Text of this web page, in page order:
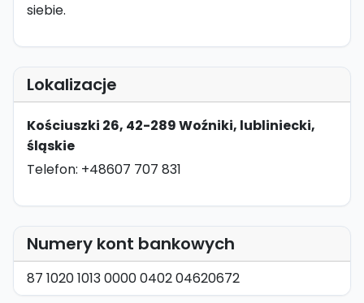
siebie.
Lokalizacje
Kościuszki 26, 42-289 Woźniki, lubliniecki,
śląskie
Telefon: +48607 707 831
Numery kont bankowych
87 1020 1013 0000 0402 04620672